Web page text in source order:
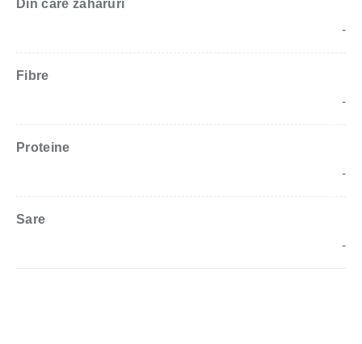
Din care zaharuri
-
Fibre
-
Proteine
-
Sare
-